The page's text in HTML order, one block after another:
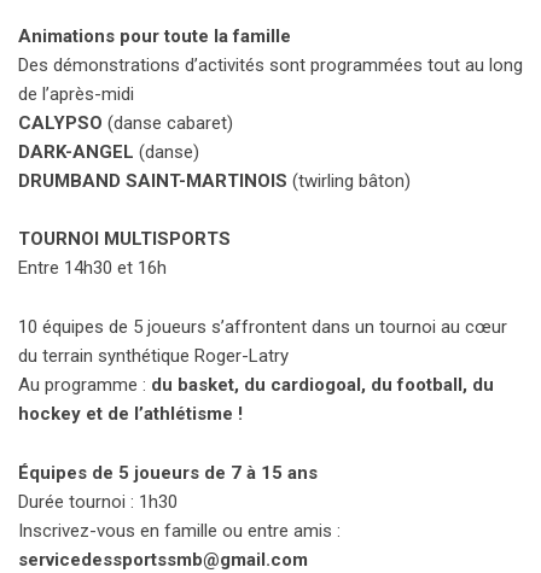
Animations pour toute la famille
Des démonstrations d’activités sont programmées tout au long
de l’après-midi
CALYPSO (danse cabaret)
DARK-ANGEL (danse)
DRUMBAND SAINT-MARTINOIS (twirling bâton)
TOURNOI MULTISPORTS
Entre 14h30 et 16h
10 équipes de 5 joueurs s’affrontent dans un tournoi au cœur
du terrain synthétique Roger-Latry
Au programme : du basket, du cardiogoal, du football, du
hockey et de l’athlétisme !
Équipes de 5 joueurs de 7 à 15 ans
Durée tournoi : 1h30
Inscrivez-vous en famille ou entre amis :
servicedessportssmb@gmail.com